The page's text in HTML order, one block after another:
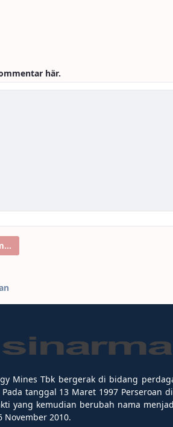
här.
Mines Tbk bergerak di bidang
tanggal 13 Maret 1997 Perseroan
yang kemudian berubah nama
November 2010.